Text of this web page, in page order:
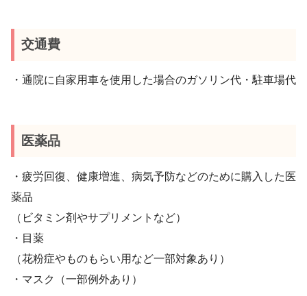
交通費
・通院に自家用車を使用した場合のガソリン代・駐車場代
医薬品
・疲労回復、健康増進、病気予防などのために購入した医
薬品
（ビタミン剤やサプリメントなど）
・目薬
（花粉症やものもらい用など一部対象あり）
・マスク（一部例外あり）